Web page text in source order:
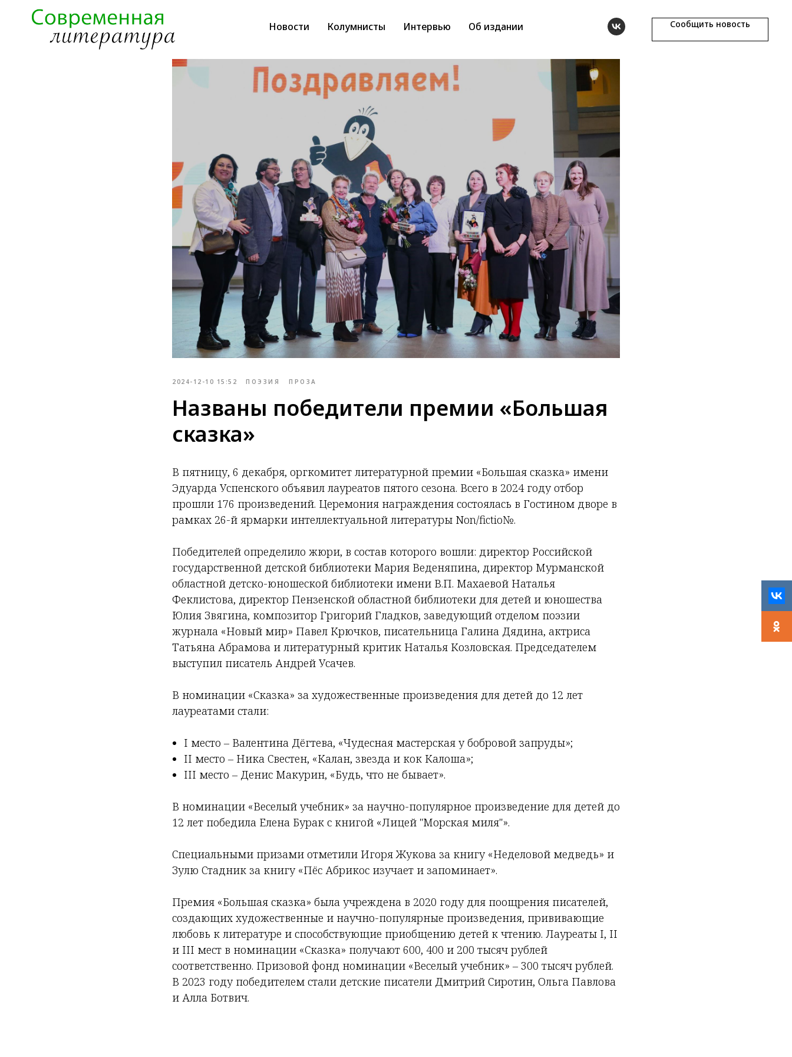
Новости Колумнисты Интервью Об издании Сообщить новость
2024-12-10 15:52 ПОЭЗИЯ ПРОЗА
Названы победители премии «Большая
сказка»
В пятницу, 6 декабря, оргкомитет литературной премии «Большая сказка» имени
Эдуарда Успенского объявил лауреатов пятого сезона. Всего в 2024 году отбор
прошли 176 произведений. Церемония награждения состоялась в Гостином дворе в
рамках 26-й ярмарки интеллектуальной литературы Non/fictio№.
Победителей определило жюри, в состав которого вошли: директор Российской
государственной детской библиотеки Мария Веденяпина, директор Мурманской
областной детско-юношеской библиотеки имени В.П. Махаевой Наталья
Феклистова, директор Пензенской областной библиотеки для детей и юношества
Юлия Звягина, композитор Григорий Гладков, заведующий отделом поэзии
журнала «Новый мир» Павел Крючков, писательница Галина Дядина, актриса
Татьяна Абрамова и литературный критик Наталья Козловская. Председателем
выступил писатель Андрей Усачев.
В номинации «Сказка» за художественные произведения для детей до 12 лет
лауреатами стали:
I место – Валентина Дёгтева, «Чудесная мастерская у бобровой запруды»;
II место – Ника Свестен, «Калан, звезда и кок Калоша»;
III место – Денис Макурин, «Будь, что не бывает».
В номинации «Веселый учебник» за научно-популярное произведение для детей до
12 лет победила Елена Бурак с книгой «Лицей "Морская миля"».
Специальными призами отметили Игоря Жукова за книгу «Неделовой медведь» и
Зулю Стадник за книгу «Пёс Абрикос изучает и запоминает».
Премия «Большая сказка» была учреждена в 2020 году для поощрения писателей,
создающих художественные и научно-популярные произведения, прививающие
любовь к литературе и способствующие приобщению детей к чтению. Лауреаты I, II
и III мест в номинации «Сказка» получают 600, 400 и 200 тысяч рублей
соответственно. Призовой фонд номинации «Веселый учебник» – 300 тысяч рублей.
В 2023 году победителем стали детские писатели Дмитрий Сиротин, Ольга Павлова
и Алла Ботвич.